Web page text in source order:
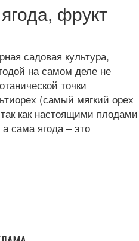
фрукт
садовая культура,
на самом деле не
точки
(самый мягкий орех
как настоящими плодами
сама ягода – это